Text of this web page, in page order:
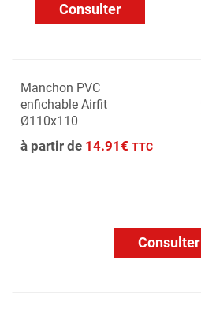
Consulter
Manchon PVC
enfichable Airfit
Ø110x110
à partir de 14.91€ TTC
Consulter